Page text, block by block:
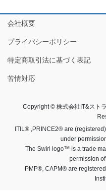
会社概要
プライバシーポリシー
特定商取引法に基づく表記
苦情対応
Copyright © 株式会社IT&スト
ITIL® ,PRINCE2® are
under
The Swirl logo™ is a trade
permission
PMP®, CAPM® are